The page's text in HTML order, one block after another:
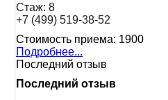
Стаж: 8
+7 (499) 519-38-52
Стоимость приема: 1900
Подробнее...
Последний отзыв
Последний отзыв